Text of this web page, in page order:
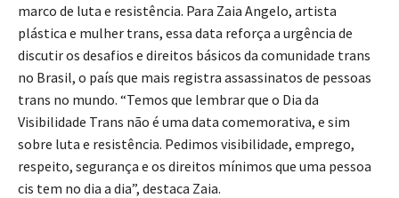
marco de luta e resistência. Para Zaia Angelo, artista
plástica e mulher trans, essa data reforça a urgência de
discutir os desafios e direitos básicos da comunidade trans
no Brasil, o país que mais registra assassinatos de pessoas
trans no mundo. “Temos que lembrar que o Dia da
Visibilidade Trans não é uma data comemorativa, e sim
sobre luta e resistência. Pedimos visibilidade, emprego,
respeito, segurança e os direitos mínimos que uma pessoa
cis tem no dia a dia”, destaca Zaia.